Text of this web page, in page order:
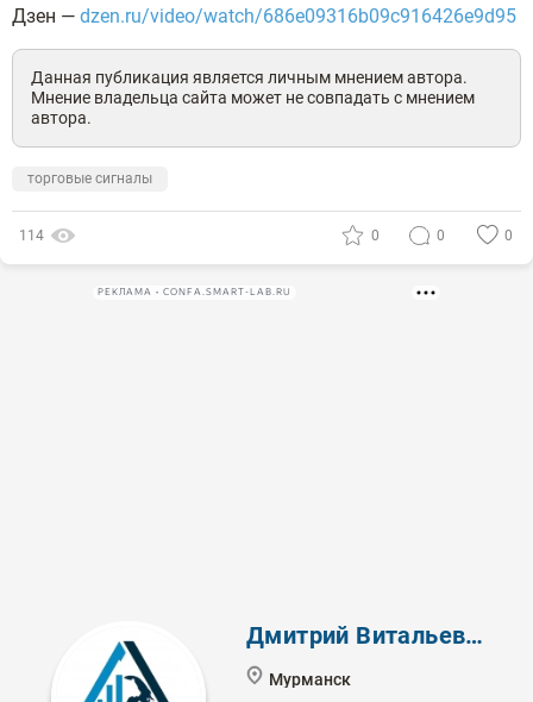
Дзен — dzen.ru/video/watch/686e09316b09c916426e9d95
Данная публикация является личным мнением автора.
Мнение владельца сайта может не совпадать с мнением
автора.
торговые сигналы
114 0 0 0
РЕКЛАМА • CONFA.SMART-LAB.RU
Дмитрий Витальевич
Мурманск